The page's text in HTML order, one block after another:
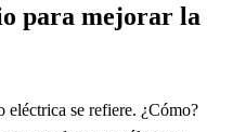
para mejorar la
eléctrica se refiere. ¿Cómo?